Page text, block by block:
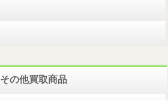
その他買取商品